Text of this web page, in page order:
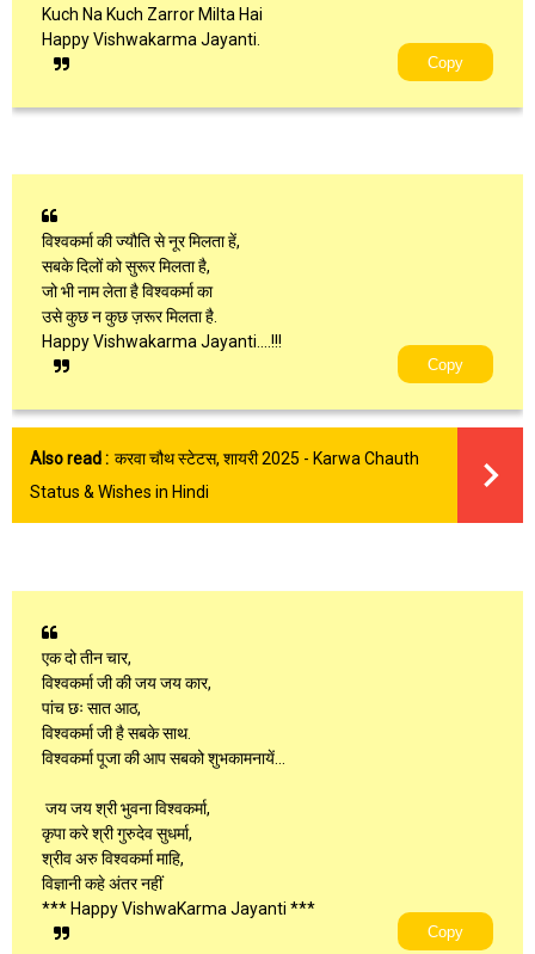
Kuch Na Kuch Zarror Milta Hai
Happy Vishwakarma Jayanti.
Copy
विश्वकर्मा की ज्यौति से नूर मिलता हें,
सबके दिलों को सुरूर मिलता है,
जो भी नाम लेता है विश्वकर्मा का
उसे कुछ न कुछ ज़रूर मिलता है.
Happy Vishwakarma Jayanti....!!!
Copy
Also read : करवा चौथ स्टेटस, शायरी 2025 - Karwa Chauth
Status & Wishes in Hindi
एक दो तीन चार,
विश्वकर्मा जी की जय जय कार,
पांच छः सात आठ,
विश्वकर्मा जी है सबके साथ.
विश्वकर्मा पूजा की आप सबको शुभकामनायें...
जय जय श्री भुवना विश्वकर्मा,
कृपा करे श्री गुरुदेव सुधर्मा,
श्रीव अरु विश्वकर्मा माहि,
विज्ञानी कहे अंतर नहीं
*** Happy VishwaKarma Jayanti ***
Copy